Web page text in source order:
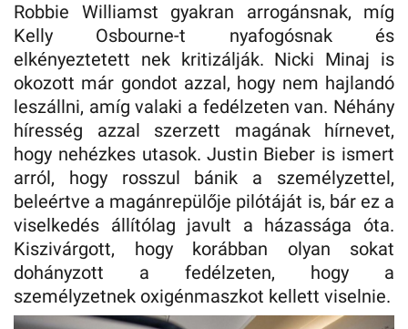
Robbie Williamst gyakran arrogánsnak, míg
Kelly Osbourne-t nyafogósnak és
elkényeztetett nek kritizálják. Nicki Minaj is
okozott már gondot azzal, hogy nem hajlandó
leszállni, amíg valaki a fedélzeten van. Néhány
híresség azzal szerzett magának hírnevet,
hogy nehézkes utasok. Justin Bieber is ismert
arról, hogy rosszul bánik a személyzettel,
beleértve a magánrepülője pilótáját is, bár ez a
viselkedés állítólag javult a házassága óta.
Kiszivárgott, hogy korábban olyan sokat
dohányzott a fedélzeten, hogy a
személyzetnek oxigénmaszkot kellett viselnie.